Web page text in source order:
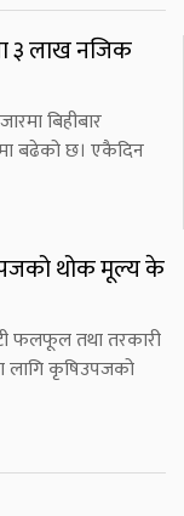
३ लाख नजिक
बिहीबार
बढेको छ। एकैदिन
थोक मूल्य के
फलफूल तथा तरकारी
कृषिउपजको